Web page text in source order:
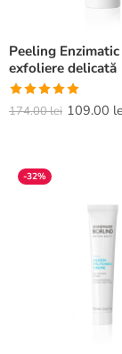
Peeling
exfoliere delicată
Evaluat la
174.00lei 109.00
-32%